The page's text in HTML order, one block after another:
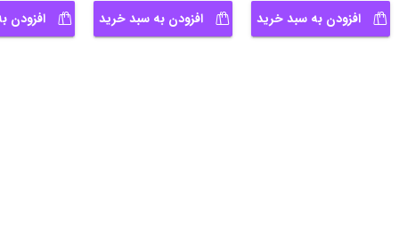
افزودن به سبد خرید
افزودن به سبد خرید
افزودن